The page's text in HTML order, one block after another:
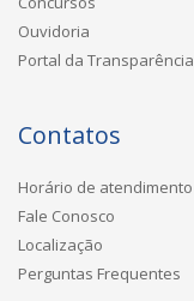
Ouvidoria
Portal da Transparência
Contatos
Horário de atendimento
Fale Conosco
Localização
Perguntas Frequentes